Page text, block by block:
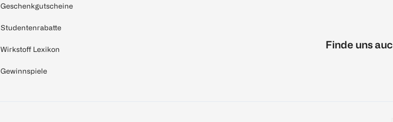
Geschenkgutscheine
Studentenrabatte
Wirkstoff Lexikon
Gewinnspiele
Finde uns